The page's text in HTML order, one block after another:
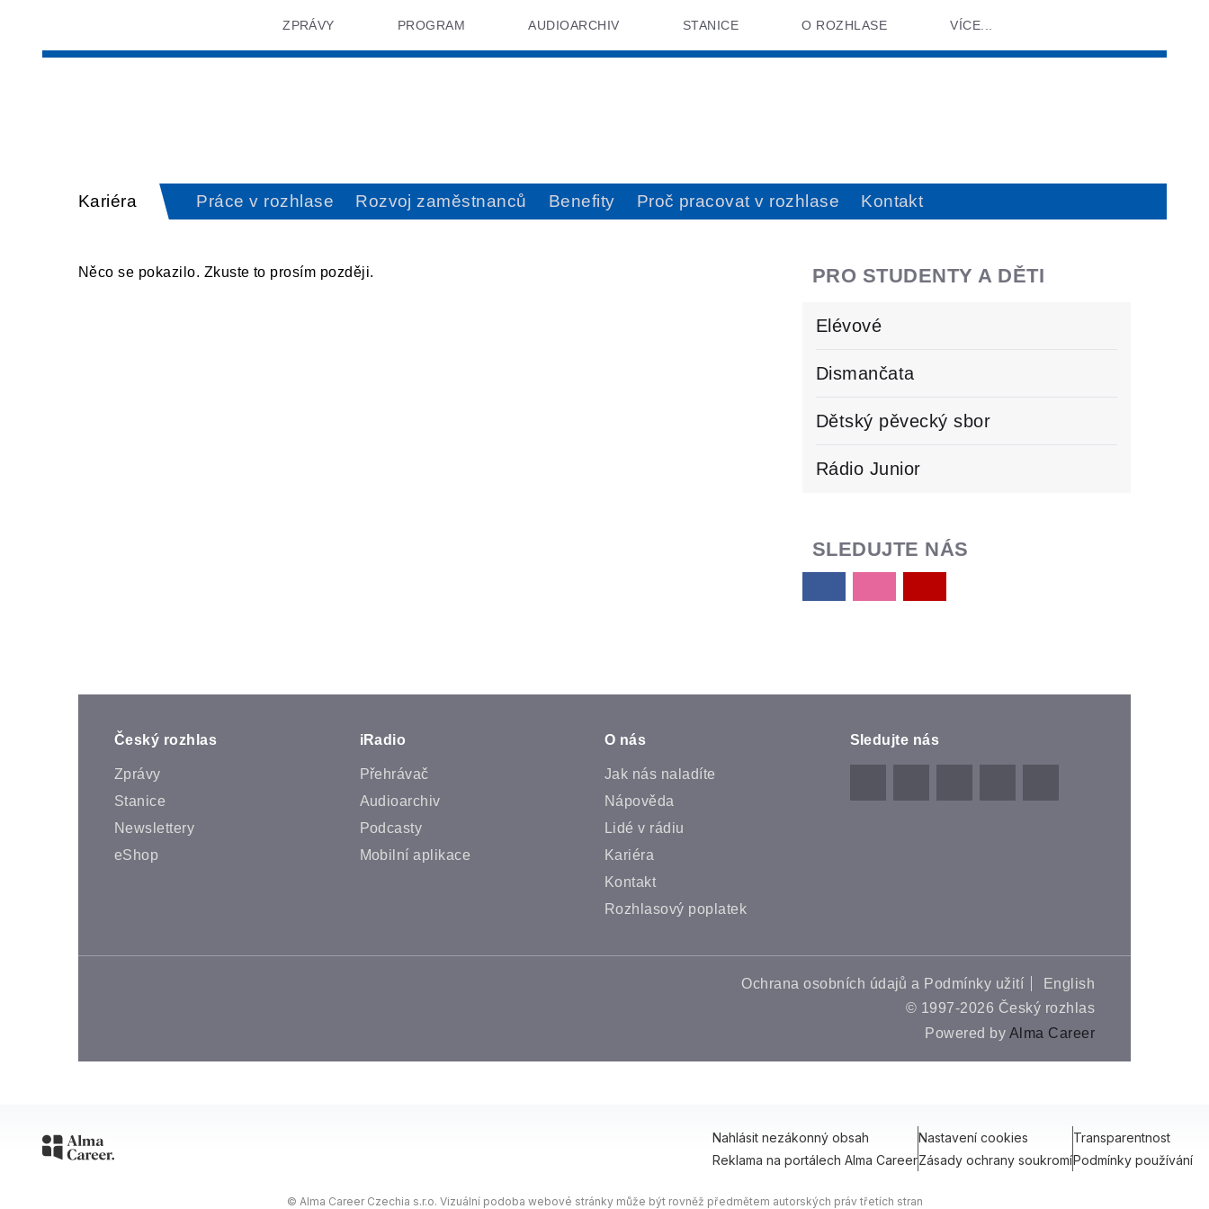
ZPRÁVY PROGRAM AUDIOARCHIV STANICE O ROZHLASE VÍCE...
Kariéra Práce v rozhlase Rozvoj zaměstnanců Benefity Proč pracovat v rozhlase Kontakt
Něco se pokazilo. Zkuste to prosím později. PRO STUDENTY A DĚTI
Elévové
Dismančata
Dětský pěvecký sbor
Rádio Junior
SLEDUJTE NÁS
Český rozhlas
Zprávy
Stanice
Newslettery
eShop
iRadio
Přehrávač
Audioarchiv
Podcasty
Mobilní aplikace
O nás
Jak nás naladíte
Nápověda
Lidé v rádiu
Kariéra
Kontakt
Rozhlasový poplatek
Sledujte nás
Ochrana osobních údajů a Podmínky užití
English
© 1997-2026 Český rozhlas
Powered by Alma Career
Nahlásit nezákonný obsah Nastavení cookies
Transparentnost
Reklama na portálech Alma CareerZásady ochrany soukromíPodmínky používání
© Alma Career Czechia s.r.o. Vizuální podoba webové stránky může být rovněž předmětem autorských práv třetích stran